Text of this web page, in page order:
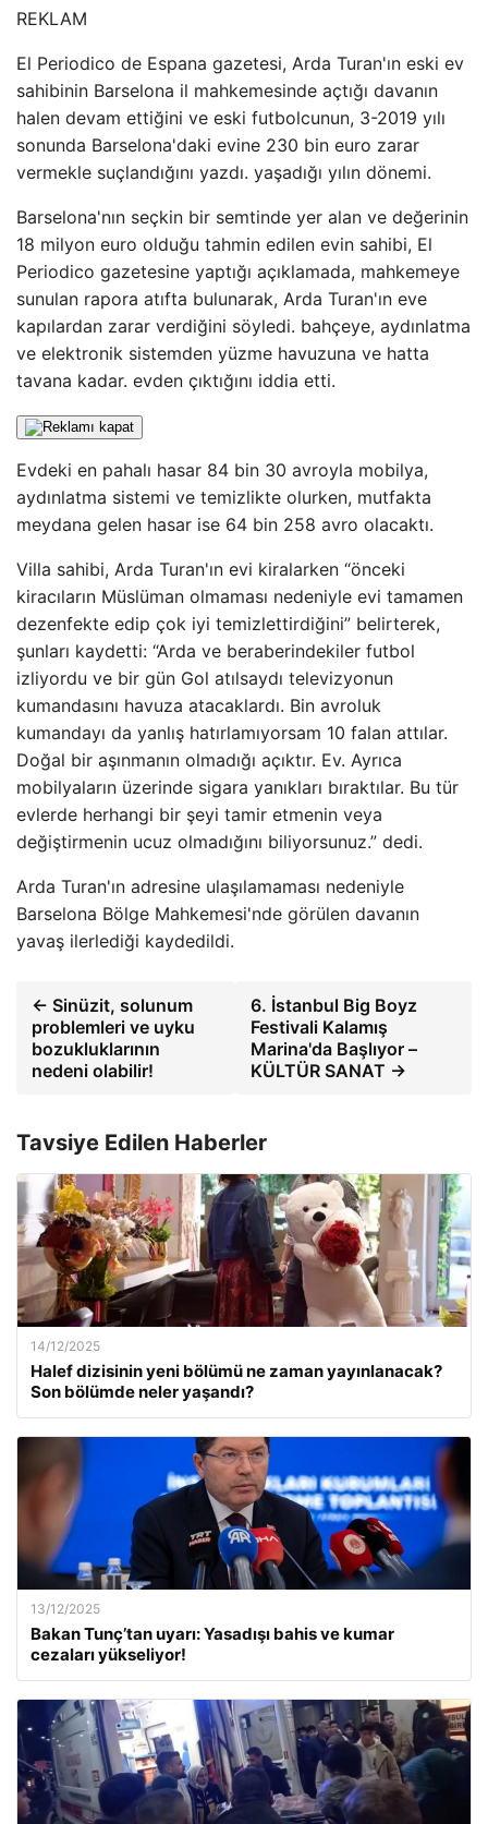
REKLAM
El Periodico de Espana gazetesi, Arda Turan'ın eski ev
sahibinin Barselona il mahkemesinde açtığı davanın
halen devam ettiğini ve eski futbolcunun, 3-2019 yılı
sonunda Barselona'daki evine 230 bin euro zarar
vermekle suçlandığını yazdı. yaşadığı yılın dönemi.
Barselona'nın seçkin bir semtinde yer alan ve değerinin
18 milyon euro olduğu tahmin edilen evin sahibi, El
Periodico gazetesine yaptığı açıklamada, mahkemeye
sunulan rapora atıfta bulunarak, Arda Turan'ın eve
kapılardan zarar verdiğini söyledi. bahçeye, aydınlatma
ve elektronik sistemden yüzme havuzuna ve hatta
tavana kadar. evden çıktığını iddia etti.
Evdeki en pahalı hasar 84 bin 30 avroyla mobilya,
aydınlatma sistemi ve temizlikte olurken, mutfakta
meydana gelen hasar ise 64 bin 258 avro olacaktı.
Villa sahibi, Arda Turan'ın evi kiralarken “önceki
kiracıların Müslüman olmaması nedeniyle evi tamamen
dezenfekte edip çok iyi temizlettirdiğini” belirterek,
şunları kaydetti: “Arda ve beraberindekiler futbol
izliyordu ve bir gün Gol atılsaydı televizyonun
kumandasını havuza atacaklardı. Bin avroluk
kumandayı da yanlış hatırlamıyorsam 10 falan attılar.
Doğal bir aşınmanın olmadığı açıktır. Ev. Ayrıca
mobilyaların üzerinde sigara yanıkları bıraktılar. Bu tür
evlerde herhangi bir şeyi tamir etmenin veya
değiştirmenin ucuz olmadığını biliyorsunuz.” dedi.
Arda Turan'ın adresine ulaşılamaması nedeniyle
Barselona Bölge Mahkemesi'nde görülen davanın
yavaş ilerlediği kaydedildi.
← Sinüzit, solunum
problemleri ve uyku
bozukluklarının
nedeni olabilir!
6. İstanbul Big Boyz
Festivali Kalamış
Marina'da Başlıyor –
KÜLTÜR SANAT →
Tavsiye Edilen Haberler
14/12/2025
Halef dizisinin yeni bölümü ne zaman yayınlanacak?
Son bölümde neler yaşandı?
13/12/2025
Bakan Tunç’tan uyarı: Yasadışı bahis ve kumar
cezaları yükseliyor!